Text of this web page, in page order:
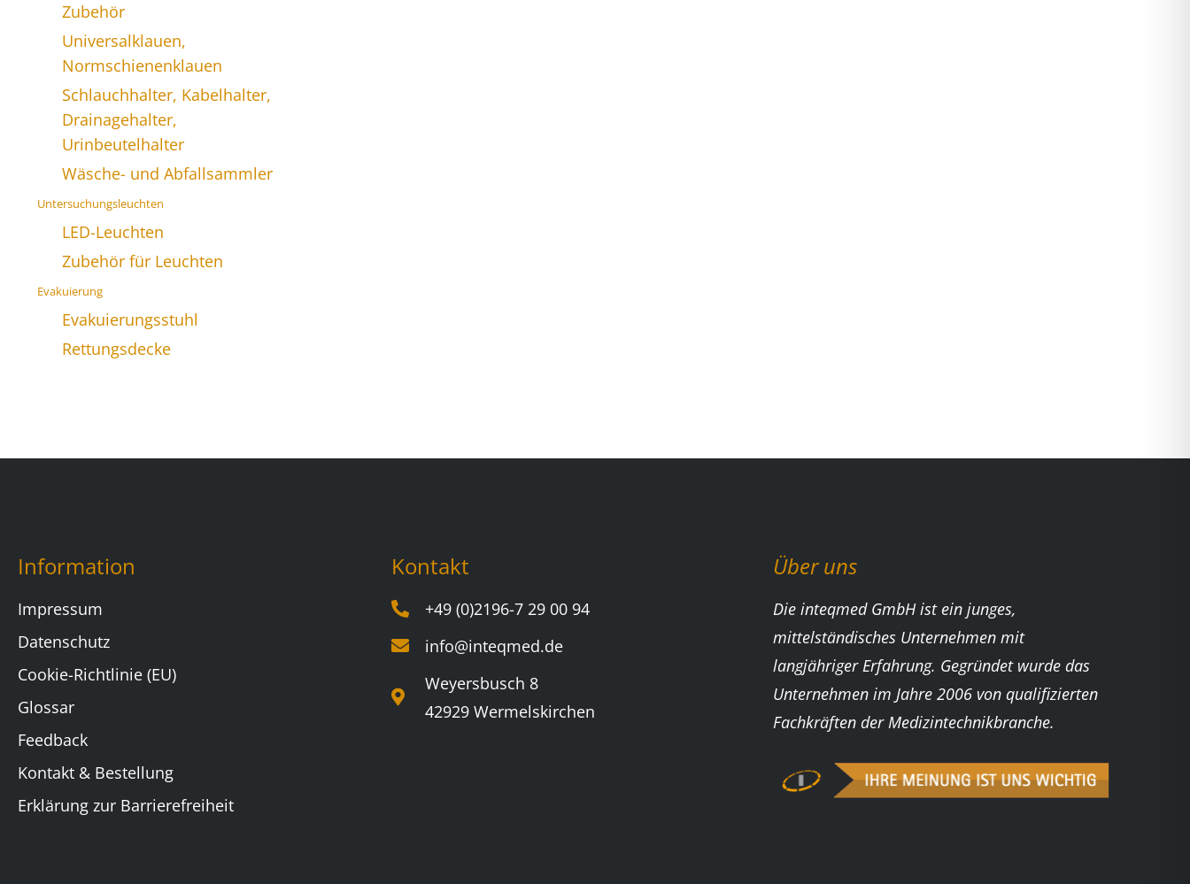
Zubehör
Universalklauen,
Normschienenklauen
Schlauchhalter, Kabelhalter,
Drainagehalter,
Urinbeutelhalter
Wäsche- und Abfallsammler
Untersuchungsleuchten
LED-Leuchten
Zubehör für Leuchten
Evakuierung
Evakuierungsstuhl
Rettungsdecke
Information
Impressum
Datenschutz
Cookie-Richtlinie (EU)
Glossar
Feedback
Kontakt & Bestellung
Erklärung zur Barrierefreiheit
Kontakt
+49 (0)2196-7 29 00 94
info@inteqmed.de
Weyersbusch 8
42929 Wermelskirchen
Über uns
Die inteqmed GmbH ist ein junges,
mittelständisches Unternehmen mit
langjähriger Erfahrung. Gegründet wurde das
Unternehmen im Jahre 2006 von qualifizierten
Fachkräften der Medizintechnikbranche.